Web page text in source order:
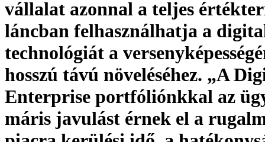
vállalat azonnal a teljes
láncban felhasználhatja a
technológiát a
hosszú távú növeléséhez. „A
Enterprise portfóliónkkal az
máris javulást érnek el a